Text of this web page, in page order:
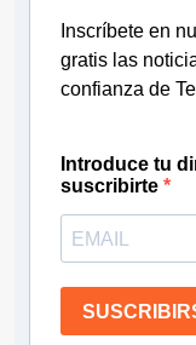
Inscríbete en
gratis las
confianza de
Introduce tu
suscribirte